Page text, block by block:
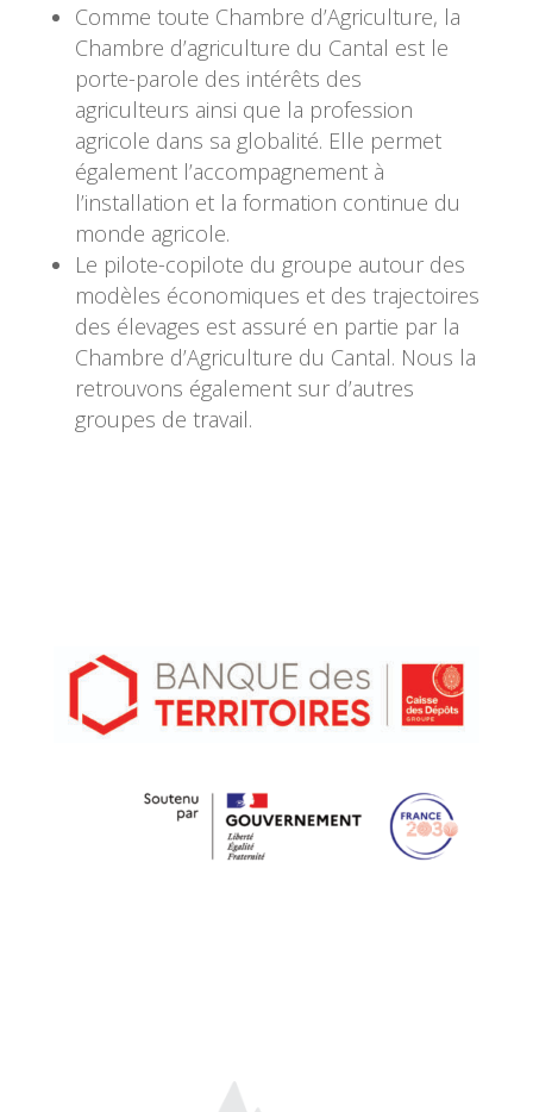
Comme toute Chambre d’Agriculture, la
Chambre d’agriculture du Cantal est le
porte-parole des intérêts des
agriculteurs ainsi que la profession
agricole dans sa globalité. Elle permet
également l’accompagnement à
l’installation et la formation continue du
monde agricole.
Le pilote-copilote du groupe autour des
modèles économiques et des trajectoires
des élevages est assuré en partie par la
Chambre d’Agriculture du Cantal. Nous la
retrouvons également sur d’autres
groupes de travail.